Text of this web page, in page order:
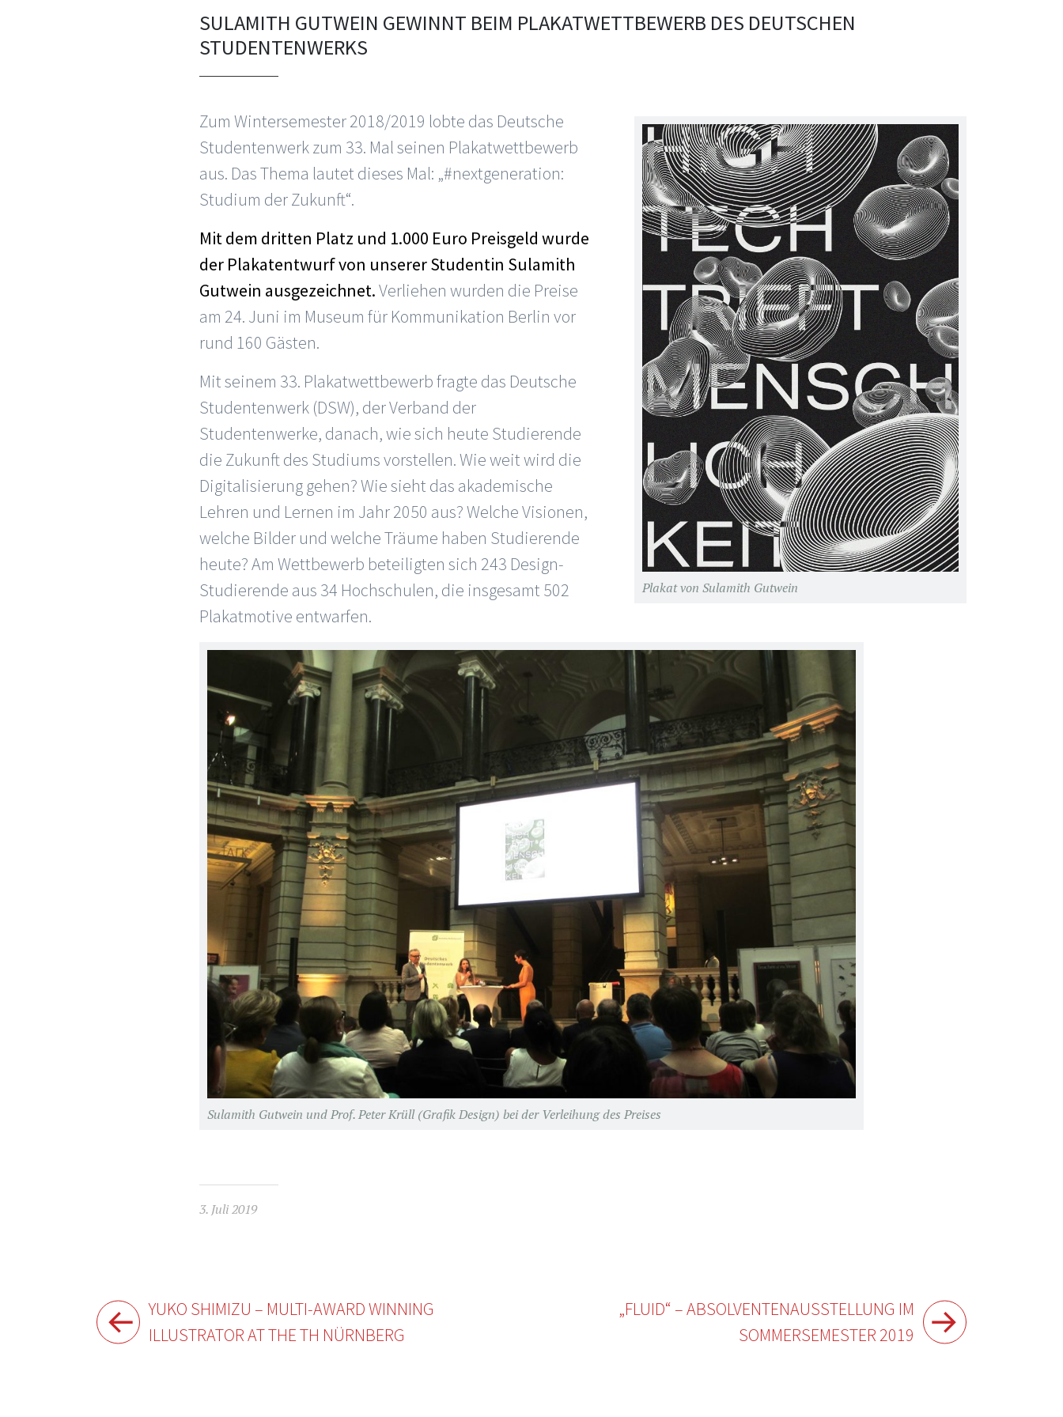
SULAMITH GUTWEIN GEWINNT BEIM PLAKATWETTBEWERB DES DEUTSCHEN
STUDENTENWERKS
Plakat von Sulamith Gutwein
Zum Wintersemester 2018/2019 lobte das Deutsche
Studentenwerk zum 33. Mal seinen Plakatwettbewerb
aus. Das Thema lautet dieses Mal: „#nextgeneration:
Studium der Zukunft“.
Mit dem dritten Platz und 1.000 Euro Preisgeld wurde
der Plakatentwurf von unserer Studentin Sulamith
Gutwein ausgezeichnet.Verliehen wurden die Preise
am 24. Juni im Museum für Kommunikation Berlin vor
rund 160 Gästen.
Mit seinem 33. Plakatwettbewerb fragte das Deutsche
Studentenwerk (DSW), der Verband der
Studentenwerke, danach, wie sich heute Studierende
die Zukunft des Studiums vorstellen. Wie weit wird die
Digitalisierung gehen? Wie sieht das akademische
Lehren und Lernen im Jahr 2050 aus? Welche Visionen,
welche Bilder und welche Träume haben Studierende
heute? Am Wettbewerb beteiligten sich 243 Design-
Studierende aus 34 Hochschulen, die insgesamt 502
Plakatmotive entwarfen.
Sulamith Gutwein und Prof. Peter Krüll (Grafik Design) bei der Verleihung des Preises
3. Juli 2019
Beitragsnavigation
YUKO SHIMIZU – MULTI-AWARD WINNING
ILLUSTRATOR AT THE TH NÜRNBERG
„FLUID“ – ABSOLVENTENAUSSTELLUNG IM
SOMMERSEMESTER 2019